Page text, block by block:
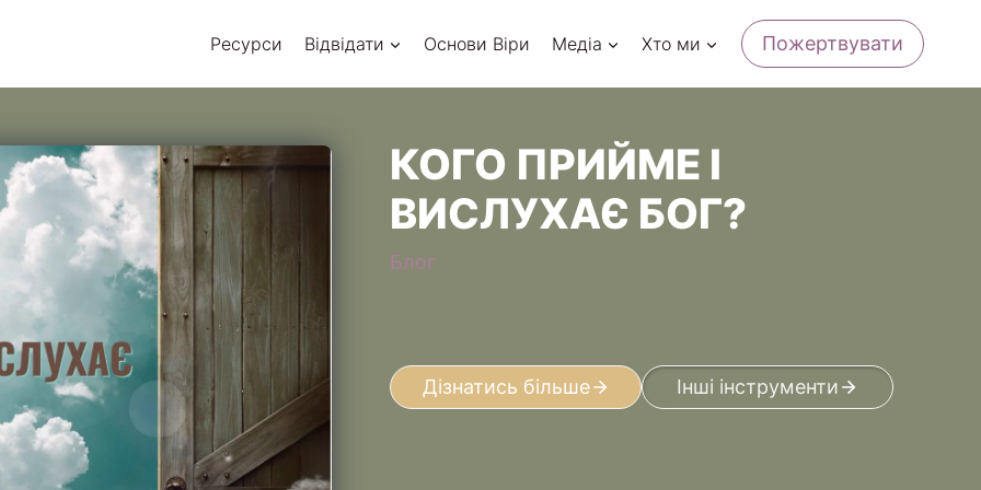
Ресурси Відвідати Основи Віри Медіа Хто ми Пожертвувати
КОГО ПРИЙМЕ І
ВИСЛУХАЄ БОГ?
Блог
Дізнатись більше Інші інструменти